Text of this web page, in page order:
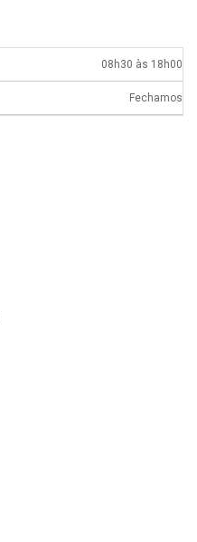
08h30 às 18h00
Fechamos